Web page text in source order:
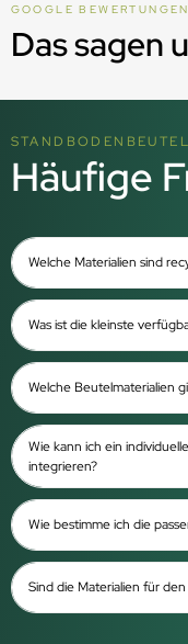
GOOGLE BEWERTUNGEN
Das sagen
STANDBODENBEUTEL
Häufige
Welche Materialien sind
Was ist die kleinste
Welche Beutelmaterialien
Wie kann ich ein
integrieren?
Wie bestimme ich die
Sind die Materialien für